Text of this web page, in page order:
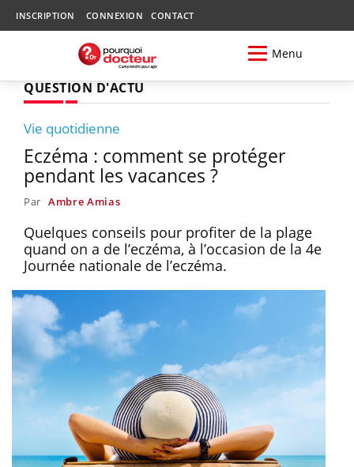
INSCRIPTION CONNEXION CONTACT
Menu
QUESTION D'ACTU
Vie quotidienne
Eczéma : comment se protéger
pendant les vacances ?
Par Ambre Amias
Quelques conseils pour profiter de la plage
quand on a de l’eczéma, à l’occasion de la 4e
Journée nationale de l’eczéma.